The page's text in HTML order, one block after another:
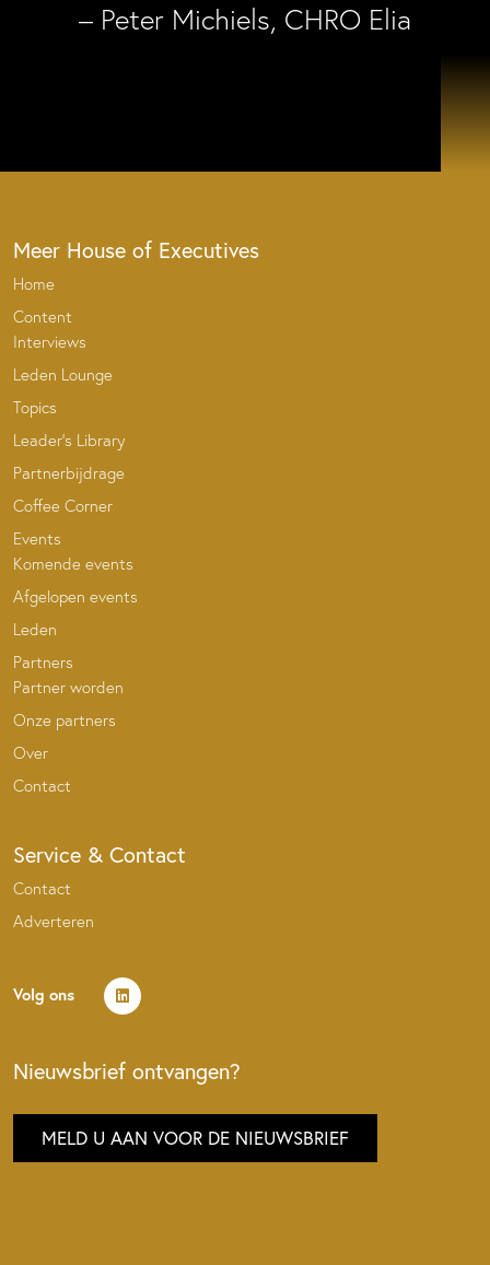
– Peter Michiels, CHRO Elia
Meer House of Executives
Home
Content
Interviews
Leden Lounge
Topics
Leader’s Library
Partnerbijdrage
Coffee Corner
Events
Komende events
Afgelopen events
Leden
Partners
Partner worden
Onze partners
Over
Contact
Service & Contact
Contact
Adverteren
Volg ons
Nieuwsbrief ontvangen?
MELD U AAN VOOR DE NIEUWSBRIEF